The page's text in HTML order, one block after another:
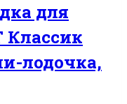
для
лодочка,